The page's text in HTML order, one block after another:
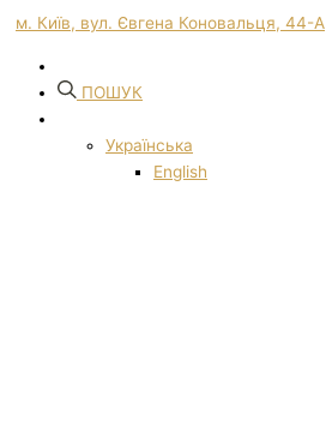
м. Київ, вул. Євгена Коновальця, 44-А
ПОШУК
Українська
English